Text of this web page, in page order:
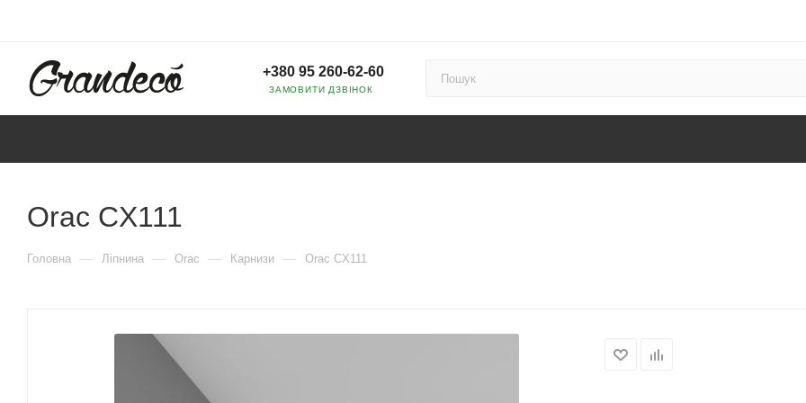
+380 95 260-62-60
ЗАМОВИТИ ДЗВІНОК
Orac CX111
Головна — Ліпнина — Orac — Карнизи — Orac CX111